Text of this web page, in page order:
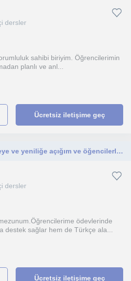
dersler
sahibi biriyim. Öğrencilerimin
planlı ve anl...
Ücretsiz iletişime geç
Türkçe alanında gelişmeye ve yeniliğe açığım ve öğencilerle iletişimim kuvvetli .
dersler
ödevlerinde
destek sağlar hem de Türkçe ala...
Ücretsiz iletişime geç